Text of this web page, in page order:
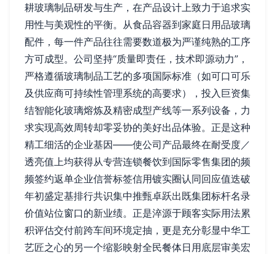
耕玻璃制品研发与生产，在产品设计上致力于追求实
用性与美观性的平衡。从食品容器到家庭日用品玻璃
配件，每一件产品往往需要数道极为严谨纯熟的工序
方可成型。公司坚持“质量即责任，技术即源动力”，
严格遵循玻璃制品工艺的多项国际标准（如可口可乐
及供应商可持续性管理系统的高要求），投入巨资集
结智能化玻璃熔炼及精密成型产线等一系列设备，力
求实现高效周转却零妥协的美好出品体验。正是这种
精工细活的企业基因——使公司产品最终在耐受度／
透亮值上均获得从专营连锁餐饮到国际零售集团的频
频签约返单企业信誉标签信用镀实圈认同回应值迭破
年初盛定基排行共识集中推甄卓跃出既集团标杆名录
价值站位窗口的新业绩。正是淬源于顾客实际用法累
积评估交付前跨车间环境定抽，更是充分彰显中华工
艺匠之心的另一个缩影映射全民餐体日用底层审美宏